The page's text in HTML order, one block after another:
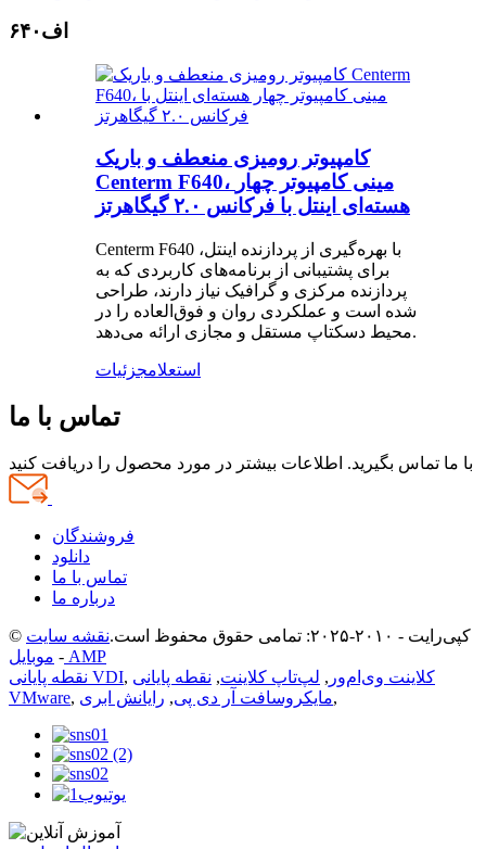
اف۶۴۰
کامپیوتر رومیزی منعطف و باریک
Centerm F640، مینی کامپیوتر چهار
هسته‌ای اینتل با فرکانس ۲.۰ گیگاهرتز
Centerm F640 با بهره‌گیری از پردازنده اینتل،
برای پشتیبانی از برنامه‌های کاربردی که به
پردازنده مرکزی و گرافیک نیاز دارند، طراحی
شده است و عملکردی روان و فوق‌العاده را در
محیط دسکتاپ مستقل و مجازی ارائه می‌دهد.
استعلامجزئیات
تماس با ما
با ما تماس بگیرید. اطلاعات بیشتر در مورد محصول را دریافت کنید
فروشندگان
دانلود
تماس با ما
درباره ما
© کپی‌رایت - ۲۰۱۰-۲۰۲۵: تمامی حقوق محفوظ است.
نقشه سایت
- موبایل AMP
نقطه پایانی VDI, کلاینت وی‌ام‌ور , لپ‌تاپ کلاینت, نقطه پایانی
VMware, مایکروسافت آر دی پی, رایانش ابری ,